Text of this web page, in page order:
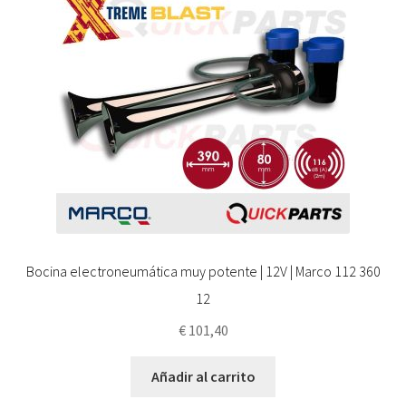
Bocina electroneumática muy potente | 12V | Marco 112 360
12
€101,40
Añadir al carrito